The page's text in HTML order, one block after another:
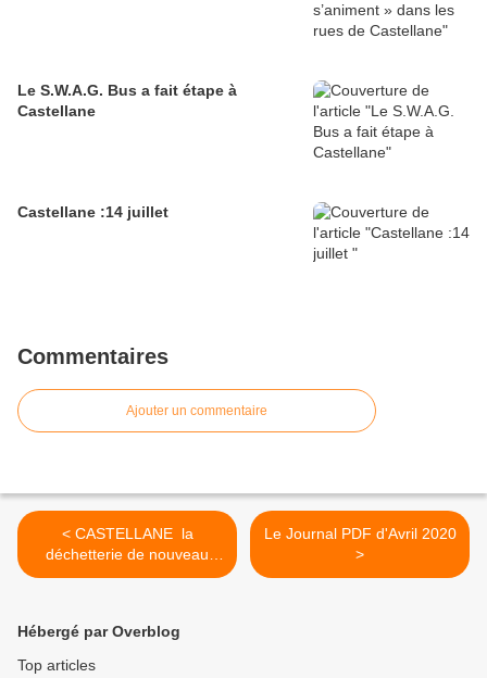
Le S.W.A.G. Bus a fait étape à
Castellane
Castellane :14 juillet
Commentaires
Ajouter un commentaire
< CASTELLANE la
déchetterie de nouveau
ouverte les mardis et
Le Journal PDF d'Avril 2020
>
Hébergé par Overblog
Top articles